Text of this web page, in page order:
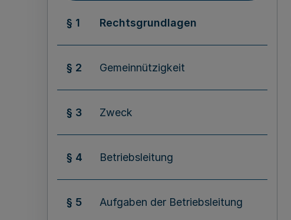
§ 1 Rechtsgrundlagen
§ 2 Gemeinnützigkeit
§ 3 Zweck
§ 4 Betriebsleitung
§ 5 Aufgaben der Betriebsleitung